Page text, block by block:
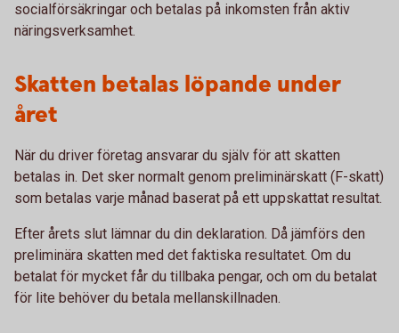
socialförsäkringar och betalas på inkomsten från aktiv
näringsverksamhet.
Skatten betalas löpande under
året
När du driver företag ansvarar du själv för att skatten
betalas in. Det sker normalt genom preliminärskatt (F-skatt)
som betalas varje månad baserat på ett uppskattat resultat.
Efter årets slut lämnar du din deklaration. Då jämförs den
preliminära skatten med det faktiska resultatet. Om du
betalat för mycket får du tillbaka pengar, och om du betalat
för lite behöver du betala mellanskillnaden.